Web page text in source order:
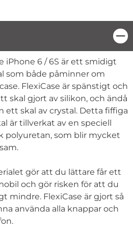
iPhone 6 / 6S är ett smidigt
som både påminner om
FlexiCase är spänstigt och
skal gjort av silikon, och ändå
ett skal av crystal. Detta fiffiga
är tillverkat av en speciell
polyuretan, som blir mycket
gör att du lättare får ett
och gör risken för att du
mindre. FlexiCase är gjort så
använda alla knappar och